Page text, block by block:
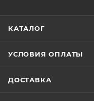
КАТАЛОГ
УСЛОВИЯ ОПЛАТЫ
ДОСТАВКА